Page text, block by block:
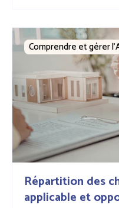
Répartition des
applicable et
Comprendre et gérer